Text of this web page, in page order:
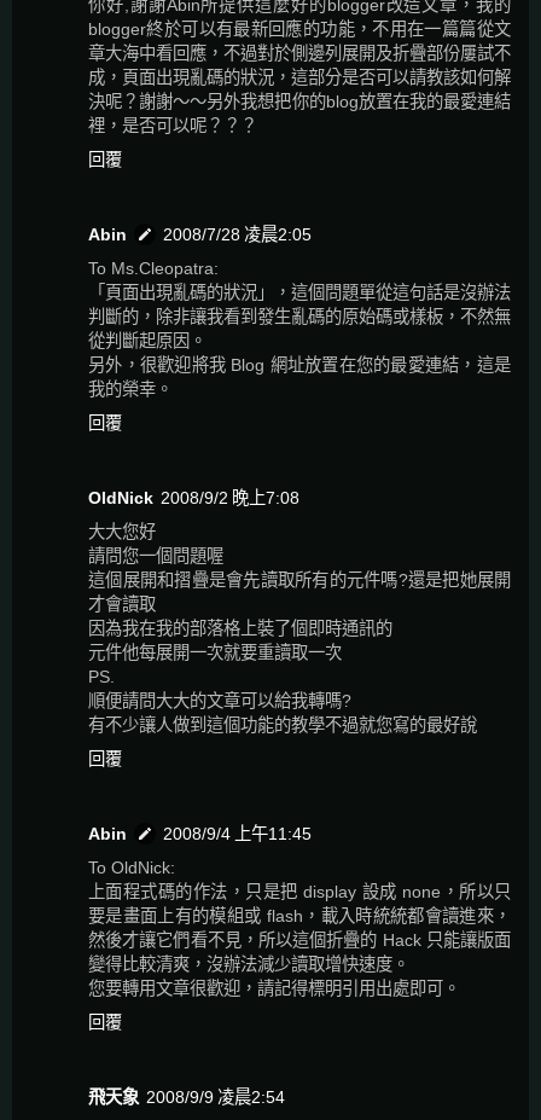
你好,謝謝Abin所提供這麼好的blogger改造文章，我的
blogger終於可以有最新回應的功能，不用在一篇篇從文
章大海中看回應，不過對於側邊列展開及折疊部份屢試不
成，頁面出現亂碼的狀況，這部分是否可以請教該如何解
決呢？謝謝～～另外我想把你的blog放置在我的最愛連結
裡，是否可以呢？？？
回覆
Abin
2008/7/28 凌晨2:05
To Ms.Cleopatra:
「頁面出現亂碼的狀況」，這個問題單從這句話是沒辦法
判斷的，除非讓我看到發生亂碼的原始碼或樣板，不然無
從判斷起原因。
另外，很歡迎將我 Blog 網址放置在您的最愛連結，這是
我的榮幸。
回覆
OldNick 2008/9/2 晚上7:08
大大您好
請問您一個問題喔
這個展開和摺疊是會先讀取所有的元件嗎?還是把她展開
才會讀取
因為我在我的部落格上裝了個即時通訊的
元件他每展開一次就要重讀取一次
PS.
順便請問大大的文章可以給我轉嗎?
有不少讓人做到這個功能的教學不過就您寫的最好說
回覆
Abin
2008/9/4 上午11:45
To OldNick:
上面程式碼的作法，只是把 display 設成 none，所以只
要是畫面上有的模組或 flash，載入時統統都會讀進來，
然後才讓它們看不見，所以這個折疊的 Hack 只能讓版面
變得比較清爽，沒辦法減少讀取增快速度。
您要轉用文章很歡迎，請記得標明引用出處即可。
回覆
飛天象 2008/9/9 凌晨2:54